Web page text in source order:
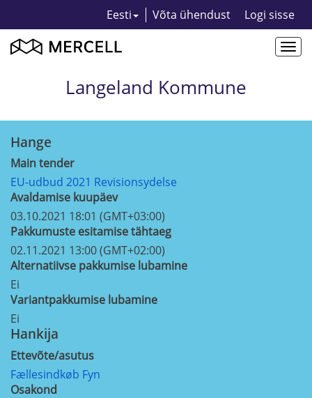
Eesti Võta ühendust Logi sisse
Langeland Kommune
Hange
Main tender
EU-udbud 2021 Revisionsydelse
Avaldamise kuupäev
03.10.2021 18:01 (GMT+03:00)
Pakkumuste esitamise tähtaeg
02.11.2021 13:00 (GMT+02:00)
Alternatiivse pakkumise lubamine
Ei
Variantpakkumise lubamine
Ei
Hankija
Ettevõte/asutus
Fællesindkøb Fyn
Osakond